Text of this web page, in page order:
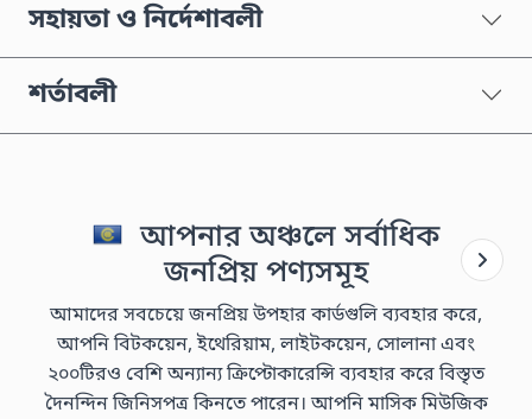
সহায়তা ও নির্দেশাবলী
শর্তাবলী
আপনার অঞ্চলে সর্বাধিক
জনপ্রিয় পণ্যসমূহ
আমাদের সবচেয়ে জনপ্রিয় উপহার কার্ডগুলি ব্যবহার করে,
আপনি বিটকয়েন, ইথেরিয়াম, লাইটকয়েন, সোলানা এবং
২০০টিরও বেশি অন্যান্য ক্রিপ্টোকারেন্সি ব্যবহার করে বিস্তৃত
দৈনন্দিন জিনিসপত্র কিনতে পারেন। আপনি মাসিক মিউজিক